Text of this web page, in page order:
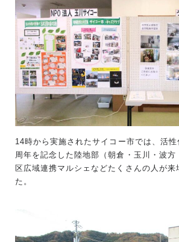
14時から実施されたサイコー市では、活
周年を記念した陸地部（朝倉・玉川・波方
区広域連携マルシェなどたくさんの人が来
た。